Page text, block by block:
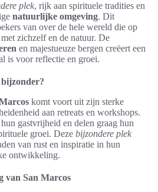
plek, rijk aan spirituele tradities en
natuurlijke omgeving. Dit
van over de hele wereld die op
zichzelf en de natuur. De
en majestueuze bergen creëert een
is voor reflectie en groei.
komt voort uit zijn sterke
aan retreats en workshops.
gastvrijheid en delen graag hun
groei. Deze bijzondere plek
van rust en inspiratie in hun
ontwikkeling.
van San Marcos